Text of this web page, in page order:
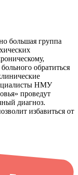
большая группа
обратиться
НМУ
проведут
диагноз.
избавиться от